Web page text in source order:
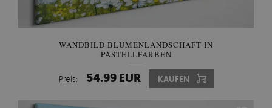
WANDBILD BLUMENLANDSCHAFT IN
PASTELLFARBEN
Preis: 54.99 EUR KAUFEN